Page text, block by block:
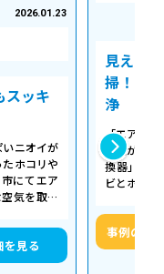
2026.01.23
スッキ
いニオイが
ホコリや
にてエア
気を取り
を見る
見えな
掃！空
浄
「エアコ
た気がす
換器」の
ビとホコ
事例の詳